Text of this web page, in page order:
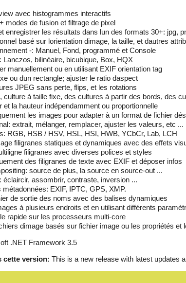
avec histogrammes interactifs
modes de fusion et filtrage de pixel
enregistrer les résultats dans lun des formats 30+: jpg,
basé sur lorientation dimage, la taille, et dautres
-: Manuel, Fond, programmé et Console
Lanczos, bilinéaire, bicubique, Box, HQX
manuellement ou en utilisant EXIF ​​orientation tag
ou dun rectangle; ajuster le ratio daspect
JPEG sans perte, flips, et les rotations
culture à taille fixe, des cultures à partir des bords, des
et la hauteur indépendamment ou proportionnelle
les images pour adapter à un format de fichier
extrait, mélanger, remplacer, ajuster les valeurs, etc ...
RGB, HSB / HSV, HSL, HSI, HWB, YCbCr, Lab, LCH
filigranes statiques et dynamiques avec des effets
filigranes avec diverses polices et styles
des filigranes de texte avec EXIF ​​et déposer infos
source de plus, la source en source-out ...
éclaircir, assombrir, contraste, inversion ...
EXIF, IPTC, GPS, XMP.
de sortie des noms avec des balises dynamiques
à plusieurs endroits et en utilisant différents
rapide sur les processeurs multi-core
dimage basés sur fichier image ou les propriétés et
.NET Framework 3.5
cette version: This is a new release with latest updates